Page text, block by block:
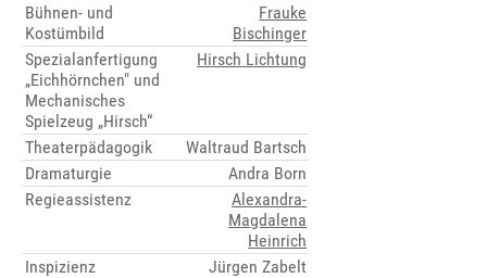
Bühnen- und
Kostümbild
Frauke
Bischinger
Spezialanfertigung
„Eichhörnchen" und
Mechanisches
Spielzeug „Hirsch“
Hirsch Lichtung
Theaterpädagogik
Waltraud Bartsch
Dramaturgie
Andra Born
Regieassistenz
Alexandra-
Magdalena
Heinrich
Inspizienz
Jürgen Zabelt